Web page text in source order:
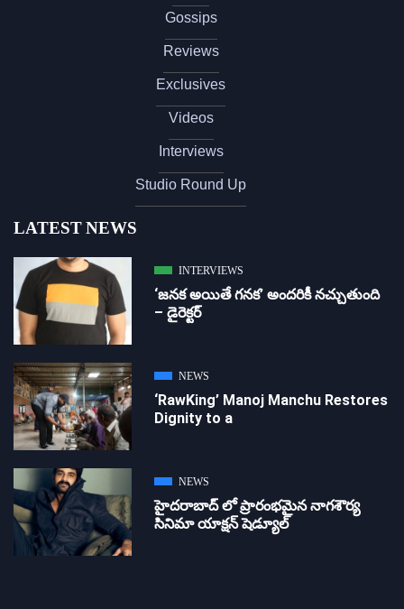
Gossips
Reviews
Exclusives
Videos
Interviews
Studio Round Up
LATEST NEWS
INTERVIEWS
‘జ‌న‌క అయితే గ‌న‌క‌’ అందరికీ నచ్చుతుంది
– డైరెక్ట‌ర్
NEWS
‘RawKing’ Manoj Manchu Restores
Dignity to a
NEWS
హైదరాబాద్ లో ప్రారంభమైన నాగశౌర్య
సినిమా యాక్షన్ షెడ్యూల్